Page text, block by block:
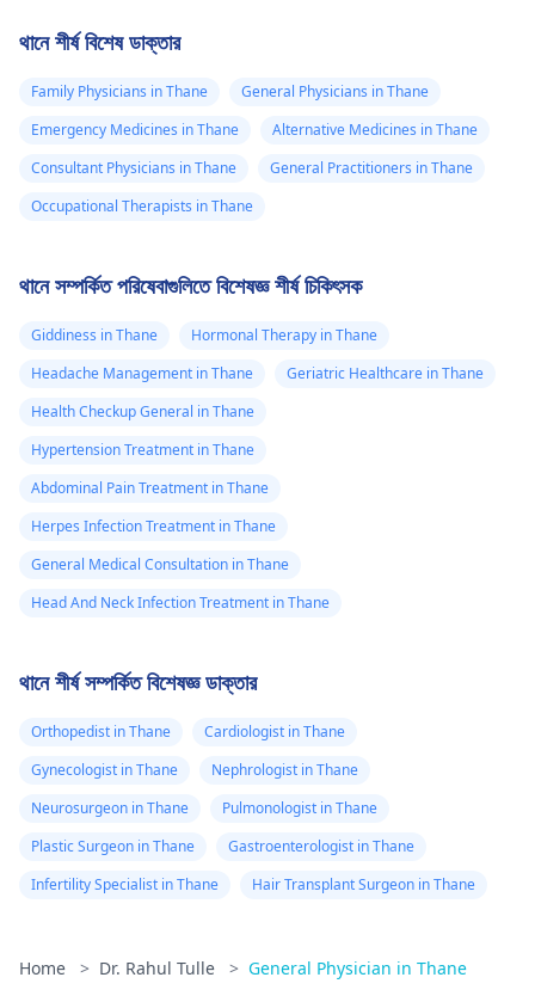
থানে শীর্ষ বিশেষ ডাক্তার
Family Physicians in Thane
General Physicians in Thane
Emergency Medicines in Thane
Alternative Medicines in Thane
Consultant Physicians in Thane
General Practitioners in Thane
Occupational Therapists in Thane
থানে সম্পর্কিত পরিষেবাগুলিতে বিশেষজ্ঞ শীর্ষ চিকিৎসক
Giddiness in Thane
Hormonal Therapy in Thane
Headache Management in Thane
Geriatric Healthcare in Thane
Health Checkup General in Thane
Hypertension Treatment in Thane
Abdominal Pain Treatment in Thane
Herpes Infection Treatment in Thane
General Medical Consultation in Thane
Head And Neck Infection Treatment in Thane
থানে শীর্ষ সম্পর্কিত বিশেষজ্ঞ ডাক্তার
Orthopedist in Thane
Cardiologist in Thane
Gynecologist in Thane
Nephrologist in Thane
Neurosurgeon in Thane
Pulmonologist in Thane
Plastic Surgeon in Thane
Gastroenterologist in Thane
Infertility Specialist in Thane
Hair Transplant Surgeon in Thane
Home > Dr. Rahul Tulle > General Physician in Thane